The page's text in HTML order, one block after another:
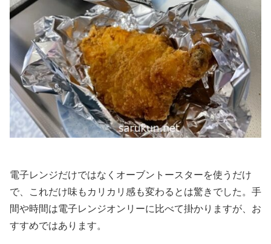
電子レンジだけではなくオーブントースターを使うだけ
で、これだけ味もカリカリ感も変わるとは驚きでした。手
間や時間は電子レンジオンリーに比べて掛かりますが、お
すすめではあります。